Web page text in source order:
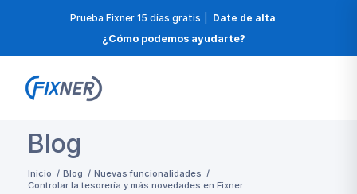
Prueba Fixner 15 días gratis
Date de alta
¿Cómo podemos ayudarte?
Blog
Inicio / Blog / Nuevas funcionalidades /
Controlar la tesorería y más novedades en Fixner